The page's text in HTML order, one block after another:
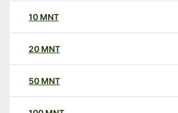
10 MNT
20 MNT
50 MNT